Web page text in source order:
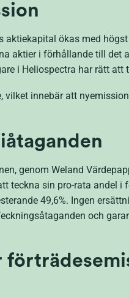
aktiekapital ökas med
aktier i förhållande till det
i Heliospectra har rätt
vilket innebär att
genom Weland
teckna sin pro-rata andel i
49,6%. Ingen
och